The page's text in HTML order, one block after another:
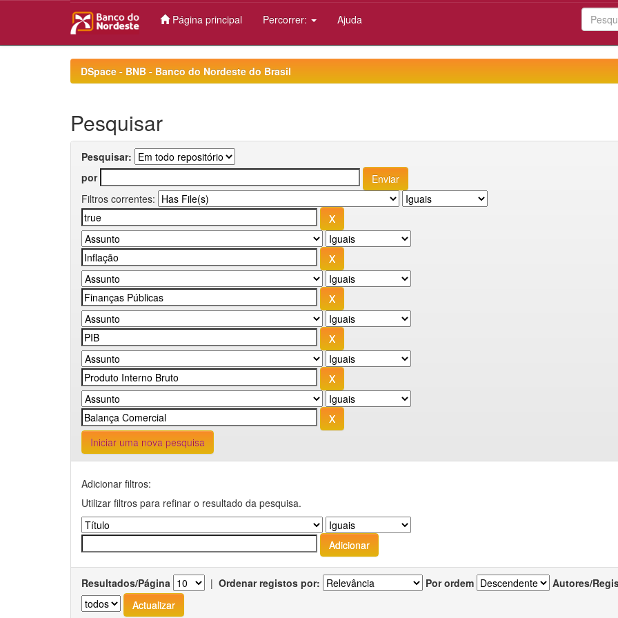
Página principal Percorrer: Ajuda
DSpace - BNB - Banco do Nordeste do Brasil
Pesquisar
Pesquisar:
por
Filtros correntes:
Iniciar uma nova pesquisa
Adicionar filtros:
Utilizar filtros para refinar o resultado da pesquisa.
Resultados/Página | Ordenar registos por: Por ordem Autores/